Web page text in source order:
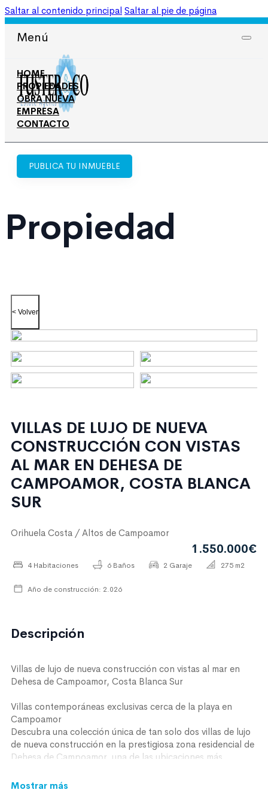
Saltar al contenido principal Saltar al pie de página
Menú
HOME
PROPIEDADES
OBRA NUEVA
EMPRESA
CONTACTO
PUBLICA TU INMUEBLE
Propiedad
< Volver
VILLAS DE LUJO DE NUEVA
CONSTRUCCIÓN CON VISTAS
AL MAR EN DEHESA DE
CAMPOAMOR, COSTA BLANCA
SUR
Orihuela Costa / Altos de Campoamor
1.550.000€
4 Habitaciones 6 Baños 2 Garaje 275 m2
Año de construcción: 2.026
Descripción
Villas de lujo de nueva construcción con vistas al mar en
Dehesa de Campoamor, Costa Blanca Sur
Villas contemporáneas exclusivas cerca de la playa en
Campoamor
Descubra una colección única de tan solo dos villas de lujo
de nueva construcción en la prestigiosa zona residencial de
Dehesa de Campoamor, una de las ubicaciones más
compradores que valoran la privacidad, el espacio y un
Mostrar más